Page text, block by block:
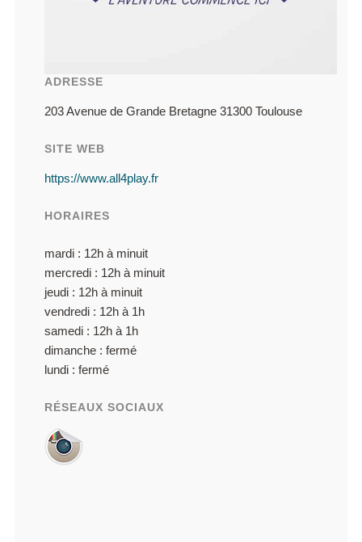
ADRESSE
203 Avenue de Grande Bretagne 31300 Toulouse
SITE WEB
https://www.all4play.fr
HORAIRES
mardi : 12h à minuit
mercredi : 12h à minuit
jeudi : 12h à minuit
vendredi : 12h à 1h
samedi : 12h à 1h
dimanche : fermé
lundi : fermé
RÉSEAUX SOCIAUX